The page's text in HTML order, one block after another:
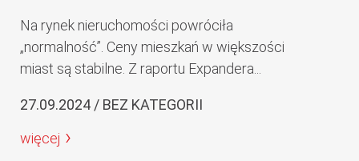
Na rynek nieruchomości powróciła
„normalność”. Ceny mieszkań w większości
miast są stabilne. Z raportu Expandera...
27.09.2024 / BEZ KATEGORII
więcej